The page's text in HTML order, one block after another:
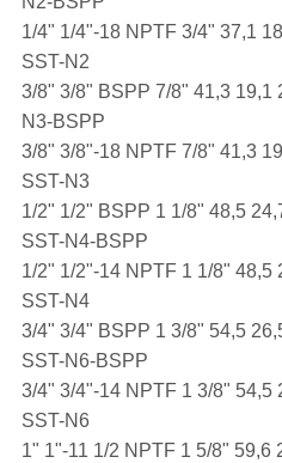
1/4" 1/4"-18 NPTF 3/4" 37,1
SST-N2
3/8" 3/8" BSPP 7/8" 41,3 19,1
N3-BSPP
3/8" 3/8"-18 NPTF 7/8" 41,3
SST-N3
1/2" 1/2" BSPP 1 1/8" 48,5
SST-N4-BSPP
1/2" 1/2"-14 NPTF 1 1/8" 48,5
SST-N4
3/4" 3/4" BSPP 1 3/8" 54,5
SST-N6-BSPP
3/4" 3/4"-14 NPTF 1 3/8" 54,5
SST-N6
1" 1"-11 1/2 NPTF 1 5/8" 59,6